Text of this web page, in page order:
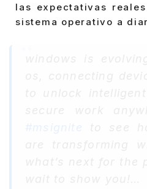
las expectativas
sistema operativo a